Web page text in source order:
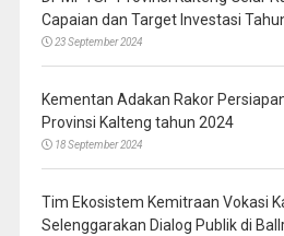
Capaian dan Target Investasi
23 September 2024
Kementan Adakan Rakor
Provinsi Kalteng tahun 2024
18 September 2024
Tim Ekosistem Kemitraan Vokasi
Selenggarakan Dialog Publik di